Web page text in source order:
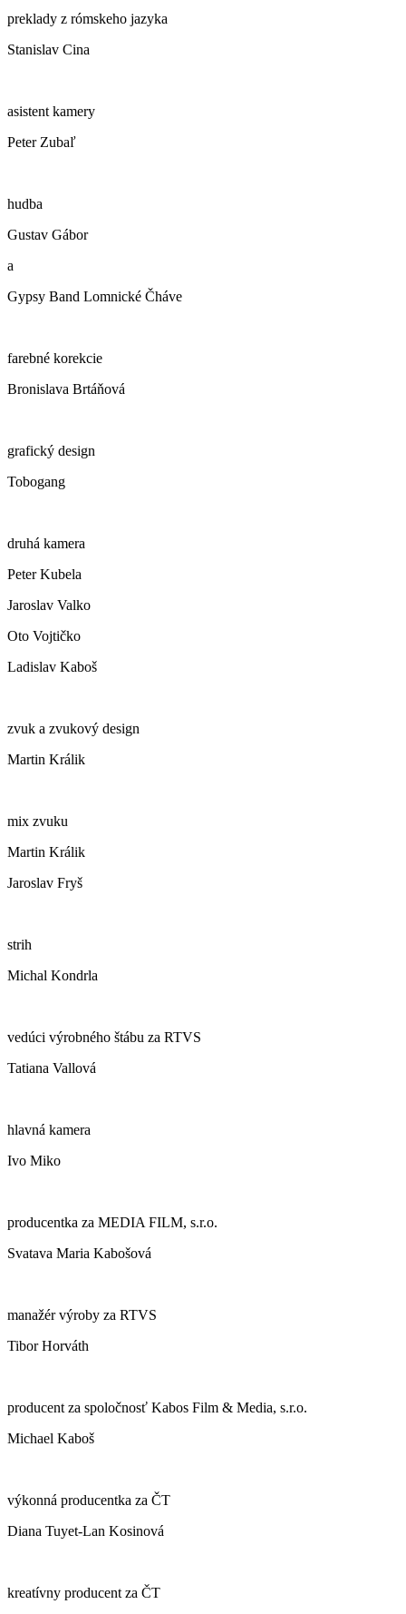
preklady z rómskeho jazyka
Stanislav Cina
asistent kamery
Peter Zubaľ
hudba
Gustav Gábor
a
Gypsy Band Lomnické Čháve
farebné korekcie
Bronislava Brtáňová
grafický design
Tobogang
druhá kamera
Peter Kubela
Jaroslav Valko
Oto Vojtičko
Ladislav Kaboš
zvuk a zvukový design
Martin Králik
mix zvuku
Martin Králik
Jaroslav Fryš
strih
Michal Kondrla
vedúci výrobného štábu za RTVS
Tatiana Vallová
hlavná kamera
Ivo Miko
producentka za MEDIA FILM, s.r.o.
Svatava Maria Kabošová
manažér výroby za RTVS
Tibor Horváth
producent za spoločnosť Kabos Film & Media, s.r.o.
Michael Kaboš
výkonná producentka za ČT
Diana Tuyet-Lan Kosinová
kreatívny producent za ČT